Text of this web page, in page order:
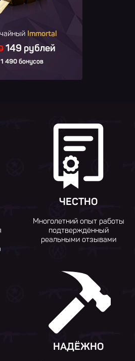
Immortal
149 рублей
1 490 бонусов
ЧЕСТНО
Многолетний опыт работы
подтверждённый
реальными отзывами
НАДЁЖНО